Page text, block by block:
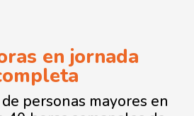
en jornada
personas mayores en